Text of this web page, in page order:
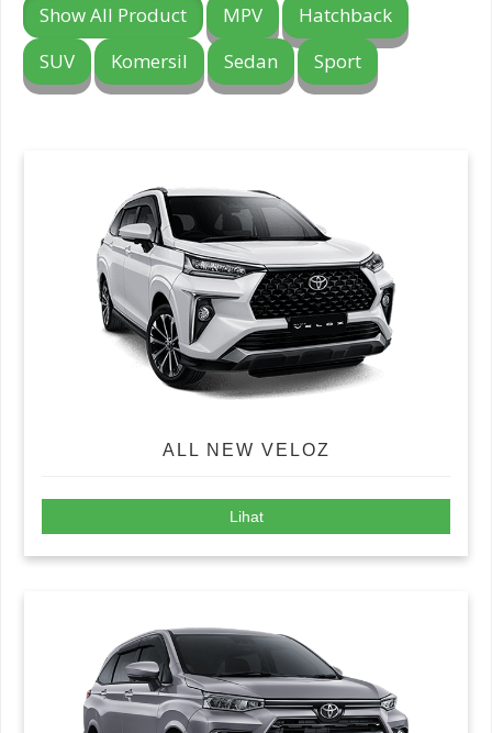
Show All Product MPV
Hatchback
SUV
Komersil Sedan Sport
ALL NEW VELOZ
Lihat